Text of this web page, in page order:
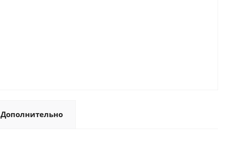
Дополнительно